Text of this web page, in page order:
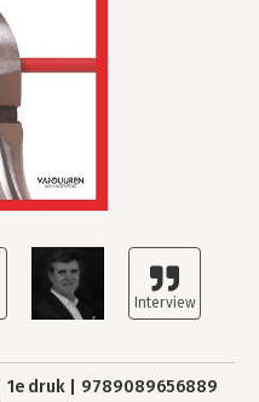
1e druk 9789089656889